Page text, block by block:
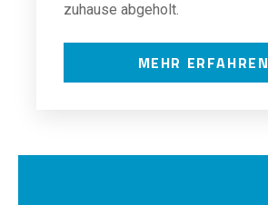
zuhause abgeholt.
MEHR ERFAHREN